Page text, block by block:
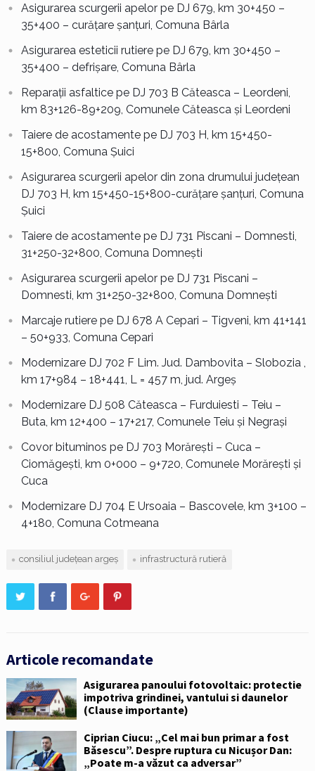
Asigurarea scurgerii apelor pe DJ 679, km 30+450 –
35+400 – curățare șanțuri, Comuna Bârla
Asigurarea esteticii rutiere pe DJ 679, km 30+450 –
35+400 – defrișare, Comuna Bârla
Reparații asfaltice pe DJ 703 B Căteasca – Leordeni,
km 83+126-89+209, Comunele Căteasca și Leordeni
Taiere de acostamente pe DJ 703 H, km 15+450-
15+800, Comuna Șuici
Asigurarea scurgerii apelor din zona drumului județean
DJ 703 H, km 15+450-15+800-curățare șanțuri, Comuna
Șuici
Taiere de acostamente pe DJ 731 Piscani – Domnesti,
31+250-32+800, Comuna Domnești
Asigurarea scurgerii apelor pe DJ 731 Piscani –
Domnesti, km 31+250-32+800, Comuna Domnești
Marcaje rutiere pe DJ 678 A Cepari – Tigveni, km 41+141
– 50+933, Comuna Cepari
Modernizare DJ 702 F Lim. Jud. Dambovita – Slobozia ,
km 17+984 – 18+441, L = 457 m, jud. Argeș
Modernizare DJ 508 Căteasca – Furduiesti – Teiu –
Buta, km 12+400 – 17+217, Comunele Teiu și Negrași
Covor bituminos pe DJ 703 Morărești – Cuca –
Ciomăgești, km 0+000 – 9+720, Comunele Morărești și
Cuca
Modernizare DJ 704 E Ursoaia – Bascovele, km 3+100 –
4+180, Comuna Cotmeana
consiliul județean argeș infrastructură rutieră
Articole recomandate
Asigurarea panoului fotovoltaic: protectie
impotriva grindinei, vantului si daunelor
(Clause importante)
Ciprian Ciucu: „Cel mai bun primar a fost
Băsescu”. Despre ruptura cu Nicușor Dan:
„Poate m-a văzut ca adversar”